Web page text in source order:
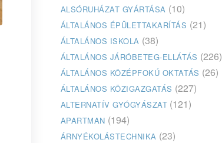
ALSÓRUHÁZAT GYÁRTÁSA (10)
ÁLTALÁNOS ÉPÜLETTAKARÍTÁS (21)
ÁLTALÁNOS ISKOLA (38)
ÁLTALÁNOS JÁRÓBETEG-ELLÁTÁS (226)
ÁLTALÁNOS KÖZÉPFOKÚ OKTATÁS (26)
ÁLTALÁNOS KÖZIGAZGATÁS (227)
ALTERNATÍV GYÓGYÁSZAT (121)
APARTMAN (194)
ÁRNYÉKOLÁSTECHNIKA (23)